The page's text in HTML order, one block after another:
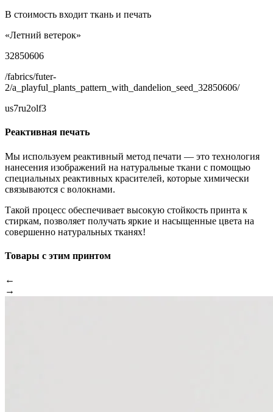
В стоимость входит ткань и печать
«Летний ветерок»
32850606
/fabrics/futer-
2/a_playful_plants_pattern_with_dandelion_seed_32850606/
us7ru2olf3
Реактивная печать
Мы используем реактивный метод печати — это технология
нанесения изображений на натуральные ткани с помощью
специальных реактивных красителей, которые химически
связываются с волокнами.
Такой процесс обеспечивает высокую стойкость принта к
стиркам, позволяет получать яркие и насыщенные цвета на
совершенно натуральных тканях!
Товары с этим принтом
←
→